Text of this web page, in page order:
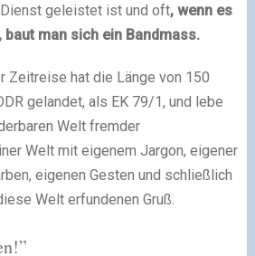
geleistet ist und oft, wenn es
baut man sich ein Bandmass.
Zeitreise hat die Länge von 150
gelandet, als EK 79/1, und lebe
Welt fremder
Welt mit eigenem Jargon, eigener
eigenen Gesten und schließlich
Welt erfundenen Gruß.